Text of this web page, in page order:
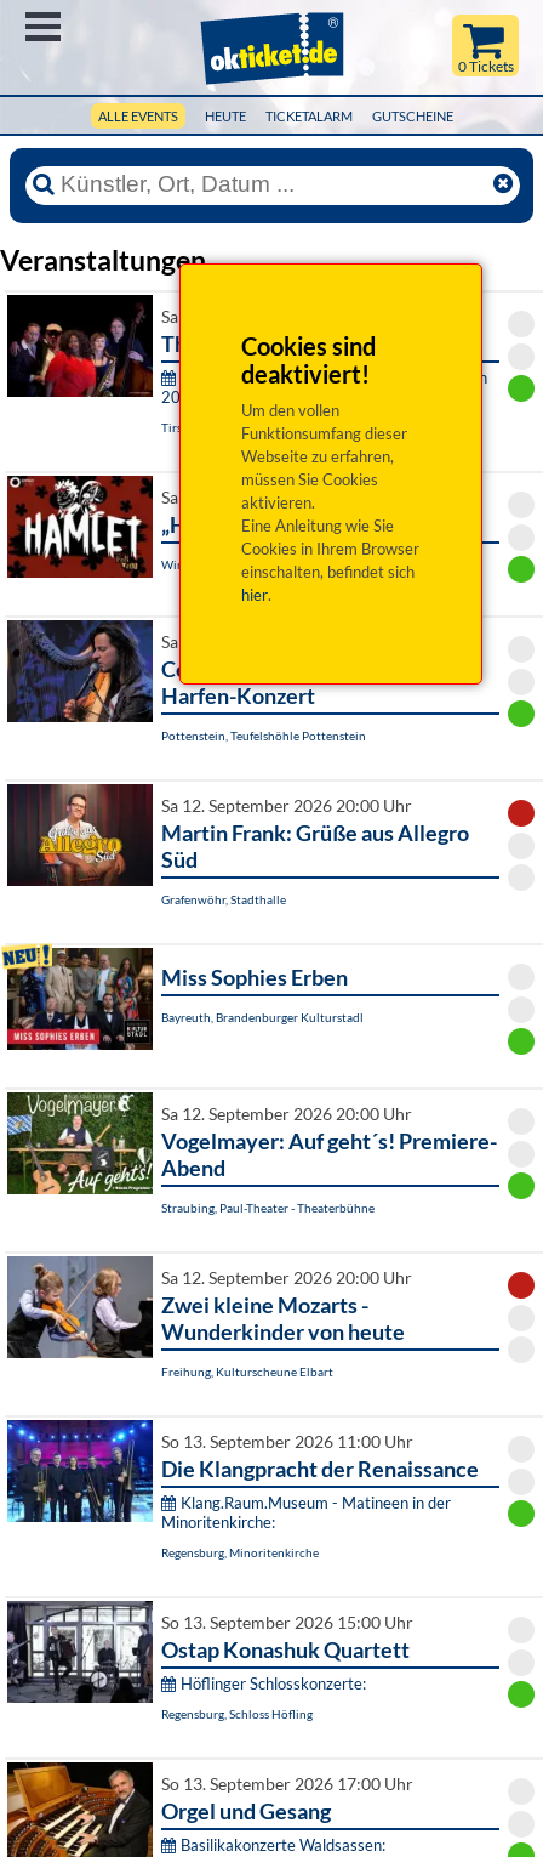
ALLE EVENTS HEUTE TICKETALARM GUTSCHEINE
0 Tickets
Cookies sind
deaktiviert!
Um den vollen
Funktionsumfang dieser
Webseite zu erfahren,
müssen Sie Cookies
aktivieren.
Eine Anleitung wie Sie
Cookies in Ihrem Browser
einschalten, befindet sich
hier.
Veranstaltungen
Sa 12. September 2026 19:30 Uhr
The Ballroomshakers
Theater & Konzerte der Stadt Tirschenreuth
2026/2027:
Tirschenreuth, Kultur- und VAZ Kettelerhaus
Sa 12. September 2026 20:00 Uhr
„Hamlet for you“
Windischeschenbach / OT Neuhaus, Schafferhof
Sa 12. September 2026 20:00 Uhr
Celtic feelings - romantisches
Harfen-Konzert
Pottenstein, Teufelshöhle Pottenstein
Sa 12. September 2026 20:00 Uhr
Martin Frank: Grüße aus Allegro
Süd
Grafenwöhr, Stadthalle
Miss Sophies Erben
Bayreuth, Brandenburger Kulturstadl
Sa 12. September 2026 20:00 Uhr
Vogelmayer: Auf geht´s! Premiere-
Abend
Straubing, Paul-Theater - Theaterbühne
Sa 12. September 2026 20:00 Uhr
Zwei kleine Mozarts -
Wunderkinder von heute
Freihung, Kulturscheune Elbart
So 13. September 2026 11:00 Uhr
Die Klangpracht der Renaissance
Klang.Raum.Museum - Matineen in der
Minoritenkirche:
Regensburg, Minoritenkirche
So 13. September 2026 15:00 Uhr
Ostap Konashuk Quartett
Höflinger Schlosskonzerte:
Regensburg, Schloss Höfling
So 13. September 2026 17:00 Uhr
Orgel und Gesang
Basilikakonzerte Waldsassen: